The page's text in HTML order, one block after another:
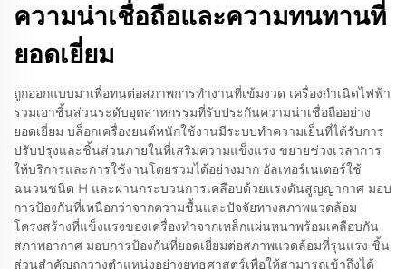
ความน่าเชื่อถือและความทนทานที่
ยอดเยี่ยม
ถูกออกแบบมาเพื่อทนต่อสภาพการทำงานที่เข้มงวด เครื่องกำเนิดไฟฟ้า
รวมเอาชิ้นส่วนระดับอุตสาหกรรมที่รับประกันความน่าเชื่อถืออย่าง
ยอดเยี่ยม บล็อกเครื่องยนต์หนักใช้งานมีระบบทำความเย็นที่ได้รับการ
ปรับปรุงและชิ้นส่วนภายในที่เสริมความแข็งแรง ขยายช่วงเวลาการ
ให้บริการและการใช้งานโดยรวมได้อย่างมาก อัลเทอร์เนเตอร์ใช้
ฉนวนชนิด H และผ่านกระบวนการเคลือบด้วยแรงดันสูญญากาศ มอบ
การป้องกันที่เหนือกว่าจากความชื้นและปัจจัยทางสภาพแวดล้อม
โครงสร้างที่แข็งแรงของเครื่องทำจากเหล็กแผ่นหนาพร้อมเคลือบกัน
สภาพอากาศ มอบการป้องกันที่ยอดเยี่ยมต่อสภาพแวดล้อมที่รุนแรง ชิ้น
ส่วนสำคัญถูกวางตำแหน่งอย่างยุทธศาสตร์เพื่อให้สามารถเข้าถึงได้